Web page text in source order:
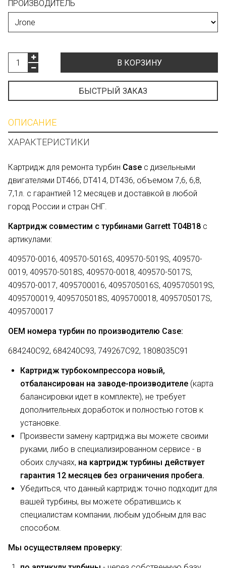
ПРОИЗВОДИТЕЛЬ
В КОРЗИНУ
БЫСТРЫЙ ЗАКАЗ
ОПИСАНИЕ
ХАРАКТЕРИСТИКИ
Картридж для ремонта турбин Case с дизельными
двигателями DT466, DT414, DT436, объемом 7,6, 6,8,
7,1л. с гарантией 12 месяцев и доставкой в любой
город России и стран СНГ.
Картридж совместим с турбинами Garrett T04B18 с
артикулами:
409570-0016, 409570-5016S, 409570-5019S, 409570-
0019, 409570-5018S, 409570-0018, 409570-5017S,
409570-0017, 4095700016, 4095705016S, 4095705019S,
4095700019, 4095705018S, 4095700018, 4095705017S,
4095700017
OEM номера турбин по производителю Case:
684240C92, 684240C93, 749267C92, 1808035C91
Картридж турбокомпрессора новый,
отбалансирован на заводе-производителе (карта
балансировки идет в комплекте), не требует
дополнительных доработок и полностью готов к
установке.
Произвести замену картриджа вы можете своими
руками, либо в специализированном сервисе - в
обоих случаях, на картридж турбины действует
гарантия 12 месяцев без ограничения пробега.
Убедиться, что данный картридж точно подходит для
вашей турбины, вы можете обратившись к
специалистам компании, любым удобным для вас
способом.
Мы осуществляем проверку: